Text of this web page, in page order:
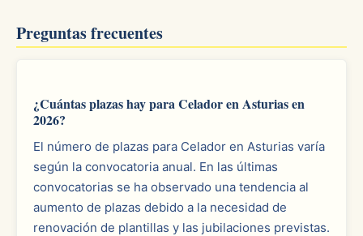
Preguntas frecuentes
¿Cuántas plazas hay para Celador en Asturias en
2026?
El número de plazas para Celador en Asturias varía
según la convocatoria anual. En las últimas
convocatorias se ha observado una tendencia al
aumento de plazas debido a la necesidad de
renovación de plantillas y las jubilaciones previstas.